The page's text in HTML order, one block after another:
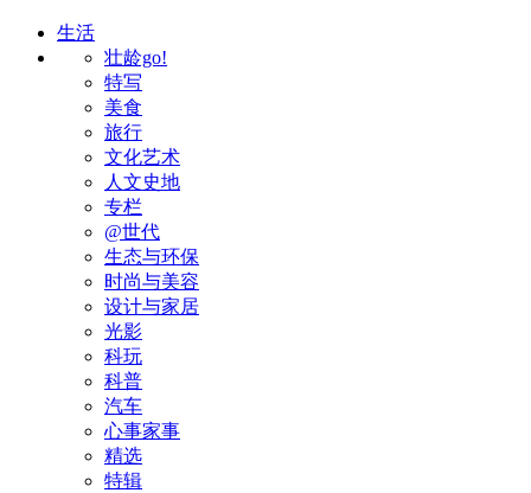
生活
壮龄go!
特写
美食
旅行
文化艺术
人文史地
专栏
@世代
生态与环保
时尚与美容
设计与家居
光影
科玩
科普
汽车
心事家事
精选
特辑